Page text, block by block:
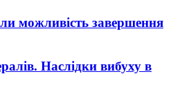
можливість завершення
Наслідки вибуху в